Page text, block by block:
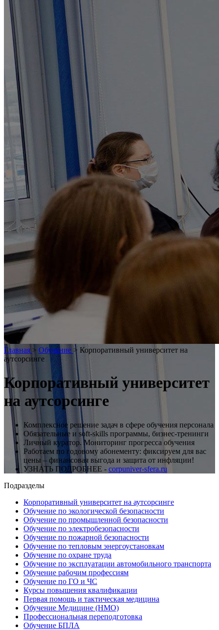
Главная > Обучение > Корпоративный университет на
аутсорсинге
Корпоративный университет
на аутсорсинге
Комплексное решение задач в сфере обучения персонала
Обязательные и soft-skills программы, бизнес-тренинги
Личный куратор. Мониторинг прогресса обучения
Работаем по годовому абонементу: фиксируем для вас
цены – финансовая выгода и защита от инфляции!
УЗНАТЬ ПОДРОБНЕЕ - corpuniver-sfera.ru
Подразделы
Корпоративный университет на аутсорсинге
Обучение по экологической безопасности
Обучение по промышленной безопасности
Обучение по электробезопасности
Обучение по пожарной безопасности
Обучение по тепловым энергоустановкам
Обучение по охране труда
Обучение по эксплуатации автомобильного транспорта
Обучение рабочим профессиям
Обучение по ГО и ЧС
Курсы повышения квалификации
Первая помощь и тактическая медицина
Обучение Медицине (НМО)
Профессиональная переподготовка
Обучение БПЛА